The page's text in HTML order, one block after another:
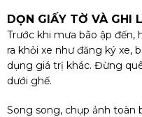
DỌN GIẤY TỜ VÀ GHI
Trước khi mưa bão ập
ra khỏi xe như đăng ký xe,
dụng giá trị khác. Đừng
dưới ghế.
Song song, chụp ảnh toàn